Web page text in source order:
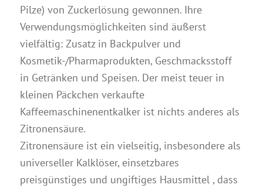
Pilze) von Zuckerlösung gewonnen. Ihre
Verwendungsmöglichkeiten sind äußerst
vielfältig: Zusatz in Backpulver und
Kosmetik-/Pharmaprodukten, Geschmacksstoff
in Getränken und Speisen. Der meist teuer in
kleinen Päckchen verkaufte
Kaffeemaschinenentkalker ist nichts anderes als
Zitronensäure.
Zitronensäure ist ein vielseitig, insbesondere als
universeller Kalklöser, einsetzbares
preisgünstiges und ungiftiges Hausmittel , dass